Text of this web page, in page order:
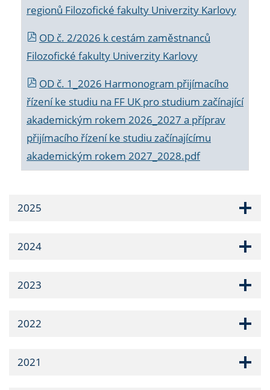
regionů Filozofické fakulty Univerzity Karlovy
OD č. 2/2026 k cestám zaměstnanců
Filozofické fakulty Univerzity Karlovy
OD č. 1_2026 Harmonogram přijímacího
řízení ke studiu na FF UK pro studium začínající
akademickým rokem 2026_2027 a příprav
přijímacího řízení ke studiu začínajícímu
akademickým rokem 2027_2028.pdf
2025
2024
2023
2022
2021